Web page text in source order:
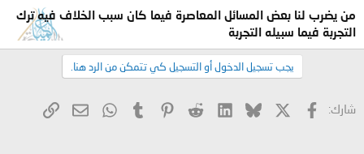
من يضرب لنا بعض المسائل المعاصرة فيما كان سبب الخلاف فيه ترك
التجربة فيما سبيله التجربة
يجب تسجيل الدخول أو التسجيل كي تتمكن من الرد هنا.
شارك: فيسبوك Bluesky
LinkedIn
Reddit
Pinterest
Tumblr
WhatsApp
البريد